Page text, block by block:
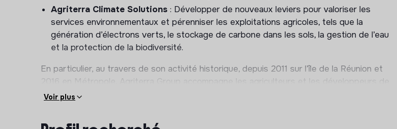
Agriterra Climate Solutions : Développer de nouveaux leviers pour valoriser les
services environnementaux et pérenniser les exploitations agricoles, tels que la
génération d’électrons verts, le stockage de carbone dans les sols, la gestion de l’eau
et la protection de la biodiversité.
En particulier, au travers de son activité historique, depuis 2011 sur l’île de la Réunion et
2016 en Métropole, Agriterra Group accompagne les agriculteurs et les développeurs de
projets solaires agrivoltaïques dans la mise en place d’un volet agricole durable et
Voir plus